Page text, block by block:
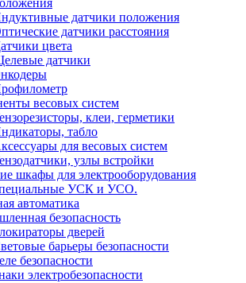
датчики положения
датчики расстояния
цвета
датчики
весовых систем
клеи, герметики
табло
для весовых систем
узлы встройки
шкафы для электрооборудования
УСК и УСО.
автоматика
безопасность
дверей
барьеры безопасности
безопасности
электробезопасности